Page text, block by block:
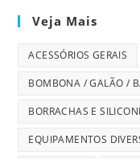
Veja Mais
ACESSÓRIOS GERAIS
BOMBONA / GALÃO /
BORRACHAS E
EQUIPAMENTOS